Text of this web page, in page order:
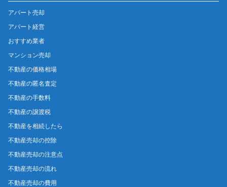
アパート売却
アパート経営
おすすめ業者
マンション売却
不動産の価格相場
不動産の匿名査定
不動産の手数料
不動産の譲渡税
不動産を相続したら
不動産売却の控除
不動産売却の注意点
不動産売却の流れ
不動産売却の費用